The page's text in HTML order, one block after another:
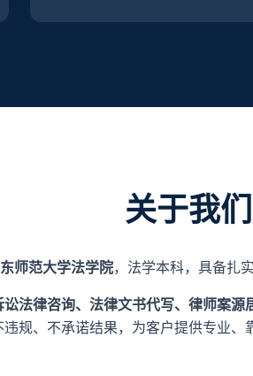
关于我们
师范大学法学院，法学本科，具备扎
讼法律咨询、法律文书代写、律师案源
违规、不承诺结果，为客户提供专业、